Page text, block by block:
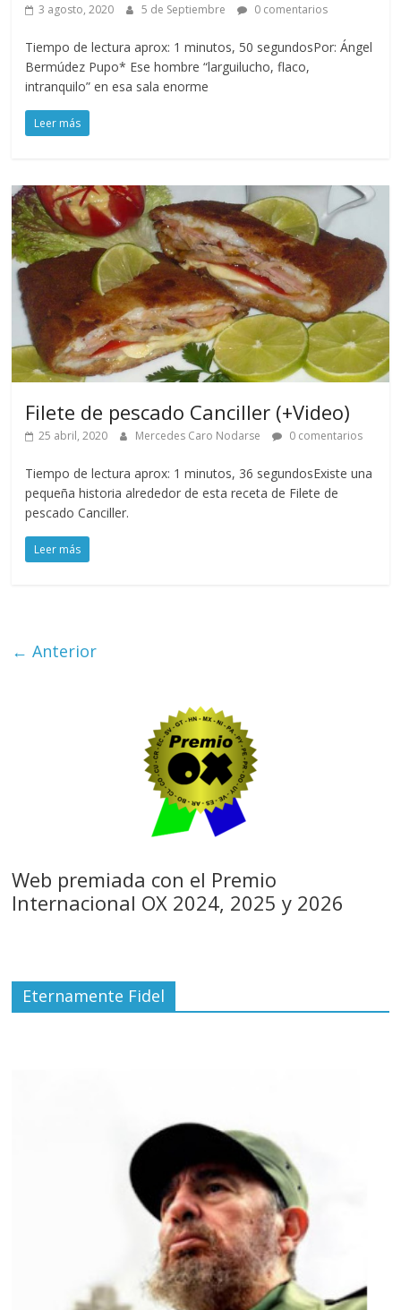
3 agosto, 2020 5 de Septiembre 0 comentarios
Tiempo de lectura aprox: 1 minutos, 50 segundosPor: Ángel
Bermúdez Pupo* Ese hombre “larguilucho, flaco,
intranquilo” en esa sala enorme
Leer más
Filete de pescado Canciller (+Video)
25 abril, 2020 Mercedes Caro Nodarse 0 comentarios
Tiempo de lectura aprox: 1 minutos, 36 segundosExiste una
pequeña historia alrededor de esta receta de Filete de
pescado Canciller.
Leer más
← Anterior
Web premiada con el Premio
Internacional OX 2024, 2025 y 2026
Eternamente Fidel